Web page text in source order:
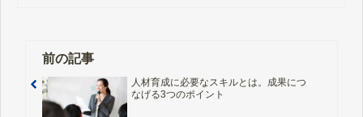
前の記事
人材育成に必要なスキルとは。成果につ
なげる3つのポイント